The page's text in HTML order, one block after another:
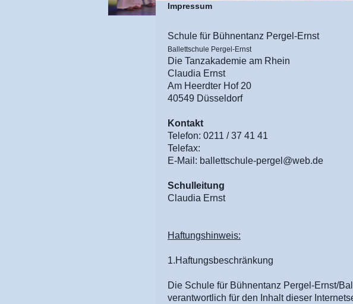
Impressum
Schule für Bühnentanz Pergel-Ernst
Ballettschule Pergel-Ernst
Die Tanzakademie am Rhein
Claudia Ernst
Am Heerdter Hof 20
40549 Düsseldorf
Kontakt
Telefon: 0211 / 37 41 41
Telefax:
E-Mail: ballettschule-pergel@web.de
Schulleitung
Claudia Ernst
Haftungshinweis:
1.Haftungsbeschränkung
Die Schule für Bühnentanz Pergel-Ernst/
verantwortlich für den Inhalt dieser